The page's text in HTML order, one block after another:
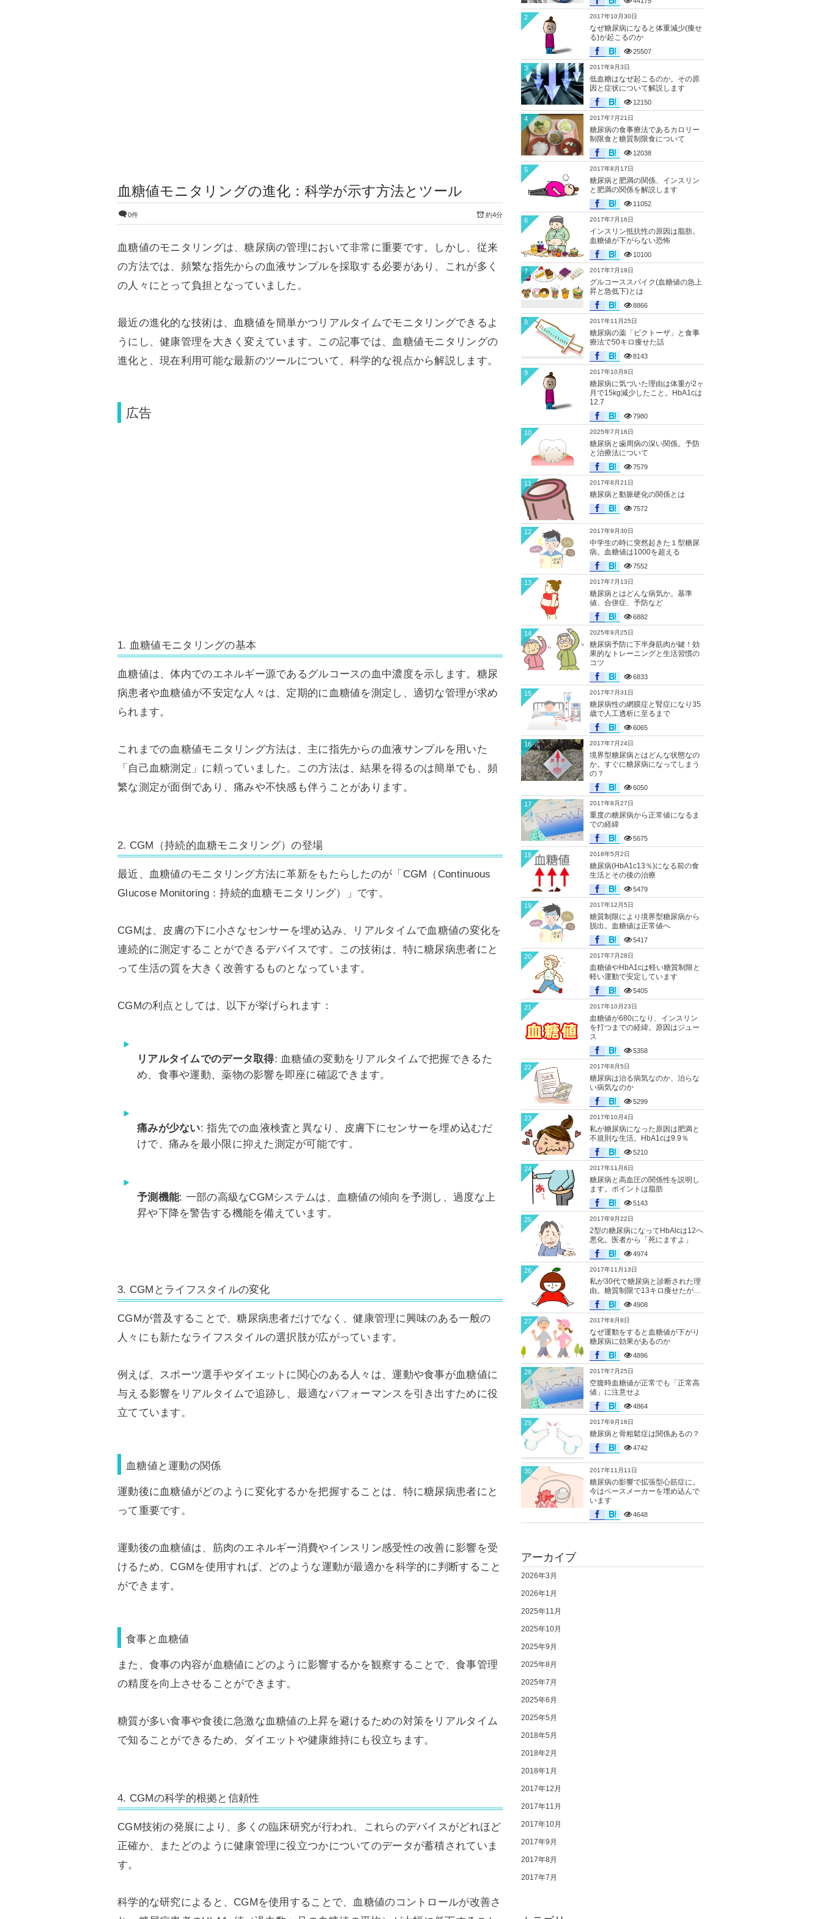
血糖値モニタリングの進化：科学が示す方法とツール
0件 約4分
血糖値のモニタリングは、糖尿病の管理において非常に重要です。しかし、従来
の方法では、頻繁な指先からの血液サンプルを採取する必要があり、これが多く
の人々にとって負担となっていました。
最近の進化的な技術は、血糖値を簡単かつリアルタイムでモニタリングできるよ
うにし、健康管理を大きく変えています。この記事では、血糖値モニタリングの
進化と、現在利用可能な最新のツールについて、科学的な視点から解説します。
広告
1. 血糖値モニタリングの基本
血糖値は、体内でのエネルギー源であるグルコースの血中濃度を示します。糖尿
病患者や血糖値が不安定な人々は、定期的に血糖値を測定し、適切な管理が求め
られます。
これまでの血糖値モニタリング方法は、主に指先からの血液サンプルを用いた
「自己血糖測定」に頼っていました。この方法は、結果を得るのは簡単でも、頻
繁な測定が面倒であり、痛みや不快感も伴うことがあります。
2. CGM（持続的血糖モニタリング）の登場
最近、血糖値のモニタリング方法に革新をもたらしたのが「CGM（Continuous
Glucose Monitoring：持続的血糖モニタリング）」です。
CGMは、皮膚の下に小さなセンサーを埋め込み、リアルタイムで血糖値の変化を
連続的に測定することができるデバイスです。この技術は、特に糖尿病患者にと
って生活の質を大きく改善するものとなっています。
CGMの利点としては、以下が挙げられます：
リアルタイムでのデータ取得: 血糖値の変動をリアルタイムで把握できるた
め、食事や運動、薬物の影響を即座に確認できます。
痛みが少ない: 指先での血液検査と異なり、皮膚下にセンサーを埋め込むだ
けで、痛みを最小限に抑えた測定が可能です。
予測機能: 一部の高級なCGMシステムは、血糖値の傾向を予測し、過度な上
昇や下降を警告する機能を備えています。
3. CGMとライフスタイルの変化
CGMが普及することで、糖尿病患者だけでなく、健康管理に興味のある一般の
人々にも新たなライフスタイルの選択肢が広がっています。
例えば、スポーツ選手やダイエットに関心のある人々は、運動や食事が血糖値に
与える影響をリアルタイムで追跡し、最適なパフォーマンスを引き出すために役
立てています。
血糖値と運動の関係
運動後に血糖値がどのように変化するかを把握することは、特に糖尿病患者にと
って重要です。
運動後の血糖値は、筋肉のエネルギー消費やインスリン感受性の改善に影響を受
けるため、CGMを使用すれば、どのような運動が最適かを科学的に判断すること
ができます。
食事と血糖値
また、食事の内容が血糖値にどのように影響するかを観察することで、食事管理
の精度を向上させることができます。
糖質が多い食事や食後に急激な血糖値の上昇を避けるための対策をリアルタイム
で知ることができるため、ダイエットや健康維持にも役立ちます。
4. CGMの科学的根拠と信頼性
CGM技術の発展により、多くの臨床研究が行われ、これらのデバイスがどれほど
正確か、またどのように健康管理に役立つかについてのデータが蓄積されていま
す。
科学的な研究によると、CGMを使用することで、血糖値のコントロールが改善さ
2017年10月30日
なぜ糖尿病になると体重減少(痩せ
る)が起こるのか
25507
2
2017年9月3日
低血糖はなぜ起こるのか。その原
因と症状について解説します
12150
3
2017年7月21日
糖尿病の食事療法であるカロリー
制限食と糖質制限食について
12038
4
2017年8月17日
糖尿病と肥満の関係、インスリン
と肥満の関係を解説します
11052
5
2017年7月16日
インスリン抵抗性の原因は脂肪。
血糖値が下がらない恐怖
10100
6
2017年7月19日
グルコーススパイク(血糖値の急上
昇と急低下)とは
8866
7
2017年11月25日
糖尿病の薬「ビクトーザ」と食事
療法で50キロ痩せた話
8143
8
2017年10月9日
糖尿病に気づいた理由は体重が2ヶ
月で15kg減少したこと。HbA1cは
12.7
7980
9
2025年7月16日
糖尿病と歯周病の深い関係。予防
と治療法について
7579
10
2017年8月21日
糖尿病と動脈硬化の関係とは
7572
11
2017年9月30日
中学生の時に突然起きた１型糖尿
病。血糖値は1000を超える
7552
12
2017年7月13日
糖尿病とはどんな病気か。基準
値、合併症、予防など
6882
13
2025年9月25日
糖尿病予防に下半身筋肉が鍵！効
果的なトレーニングと生活習慣の
コツ
6833
14
2017年7月31日
糖尿病性の網膜症と腎症になり35
歳で人工透析に至るまで
6065
15
2017年7月24日
境界型糖尿病とはどんな状態なの
か。すぐに糖尿病になってしまう
の？
6050
16
2017年8月27日
重度の糖尿病から正常値になるま
での経緯
5675
17
2018年5月2日
糖尿病(HbA1c13％)になる前の食
生活とその後の治療
5479
18
2017年12月5日
糖質制限により境界型糖尿病から
脱出。血糖値は正常値へ
5417
19
2017年7月28日
血糖値やHbA1cは軽い糖質制限と
軽い運動で安定しています
5405
20
2017年10月23日
血糖値が680になり、インスリン
を打つまでの経緯。原因はジュー
ス
5358
21
2017年8月5日
糖尿病は治る病気なのか、治らな
い病気なのか
5299
22
2017年10月4日
私が糖尿病になった原因は肥満と
不規則な生活。HbA1cは9.9％
5210
23
2017年11月6日
糖尿病と高血圧の関係性を説明し
ます。ポイントは脂肪
5143
24
2017年9月22日
2型の糖尿病になってHbAlcは12へ
悪化。医者から「死にますよ」
4974
25
2017年11月13日
私が30代で糖尿病と診断された理
由。糖質制限で13キロ痩せたが…
4908
26
2017年8月8日
なぜ運動をすると血糖値が下がり
糖尿病に効果があるのか
4896
27
2017年7月25日
空腹時血糖値が正常でも「正常高
値」に注意せよ
4864
28
2017年9月16日
糖尿病と骨粗鬆症は関係あるの？
4742
29
2017年11月11日
糖尿病の影響で拡張型心筋症に。
今はペースメーカーを埋め込んで
います
4648
30
アーカイブ
2026年3月
2026年1月
2025年11月
2025年10月
2025年9月
2025年8月
2025年7月
2025年6月
2025年5月
2018年5月
2018年2月
2018年1月
2017年12月
2017年11月
2017年10月
2017年9月
2017年8月
2017年7月